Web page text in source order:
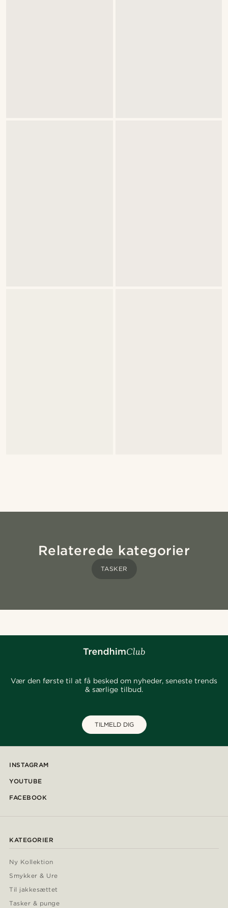
Relaterede kategorier
TASKER
Vær den første til at få besked om nyheder, seneste trends
& særlige tilbud.
TILMELD DIG
INSTAGRAM
YOUTUBE
FACEBOOK
KATEGORIER
Ny Kollektion
Smykker & Ure
Til jakkesættet
Tasker & punge